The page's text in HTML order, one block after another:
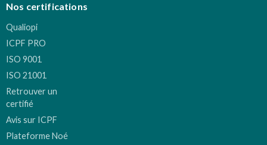
Nos certifications
Qualiopi
ICPF PRO
ISO 9001
ISO 21001
Retrouver un
certifié
Avis sur ICPF
Plateforme Noé